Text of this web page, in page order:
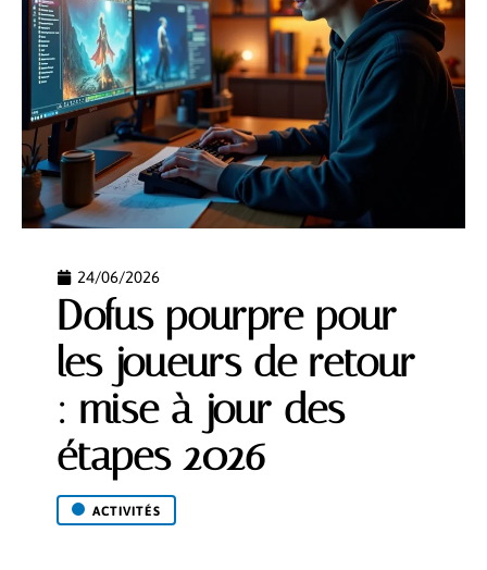
24/06/2026
Dofus pourpre pour
les joueurs de retour
: mise à jour des
étapes 2026
ACTIVITÉS